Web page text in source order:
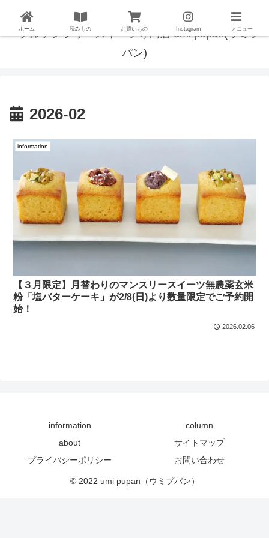
2026-02
information
【３月限定】月替わりのマンスリースイーツ無農薬玄米
粉「塩バターケーキ」が2/8(日)より数量限定でご予約開
始！
2026.02.06
information
column
about
サイトマップ
プライバシーポリシー
お問い合わせ
© 2022 umi pupan（ウミプパン）
ホーム 読みもの お買いもの Instagram メニュー